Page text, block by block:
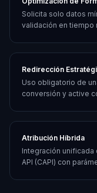
Solicita solo datos
validación en tiempo
Redirección
Uso obligatorio de
conversión y active
Atribución Híbrida
Integración unificada
API (CAPI) con